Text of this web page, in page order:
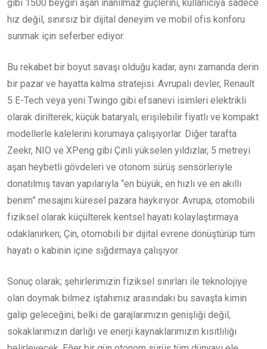
gibi 1500 beygiri aşan inanılmaz güçlerini, kullanıcıya sadece
hız değil, sınırsız bir dijital deneyim ve mobil ofis konforu
sunmak için seferber ediyor.
Bu rekabet bir boyut savaşı olduğu kadar, aynı zamanda derin
bir pazar ve hayatta kalma stratejisi. Avrupalı devler, Renault
5 E-Tech veya yeni Twingo gibi efsanevi isimleri elektrikli
olarak dirilterek; küçük bataryalı, erişilebilir fiyatlı ve kompakt
modellerle kalelerini korumaya çalışıyorlar. Diğer tarafta
Zeekr, NIO ve XPeng gibi Çinli yükselen yıldızlar, 5 metreyi
aşan heybetli gövdeleri ve otonom sürüş sensörleriyle
donatılmış tavan yapılarıyla “en büyük, en hızlı ve en akıllı
benim” mesajını küresel pazara haykırıyor. Avrupa, otomobili
fiziksel olarak küçülterek kentsel hayatı kolaylaştırmaya
odaklanırken; Çin, otomobili bir dijital evrene dönüştürüp tüm
hayatı o kabinin içine sığdırmaya çalışıyor.
Sonuç olarak; şehirlerimizin fiziksel sınırları ile teknolojiye
olan doymak bilmez iştahımız arasındaki bu savaşta kimin
galip geleceğini, belki de garajlarımızın genişliği değil,
sokaklarımızın darlığı ve enerji kaynaklarımızın kısıtlılığı